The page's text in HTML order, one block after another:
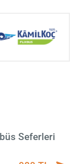
Seferleri